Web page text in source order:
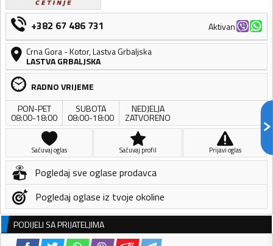
+382 67 486 731
Aktivan
Crna Gora-Kotor,Lastva Grbaljska
LASTVA GRBALJSKA
RADNO VRIJEME
PON-PET
08:00-18:00
SUBOTA
08:00-18:00
NEDJELJA
ZATVORENO
Sačuvaj oglas Sačuvaj profil Prijavi oglas
Pogledaj sve oglase prodavca
Pogledaj oglase iz tvoje okoline
PODIJELI SA PRIJATELJIMA